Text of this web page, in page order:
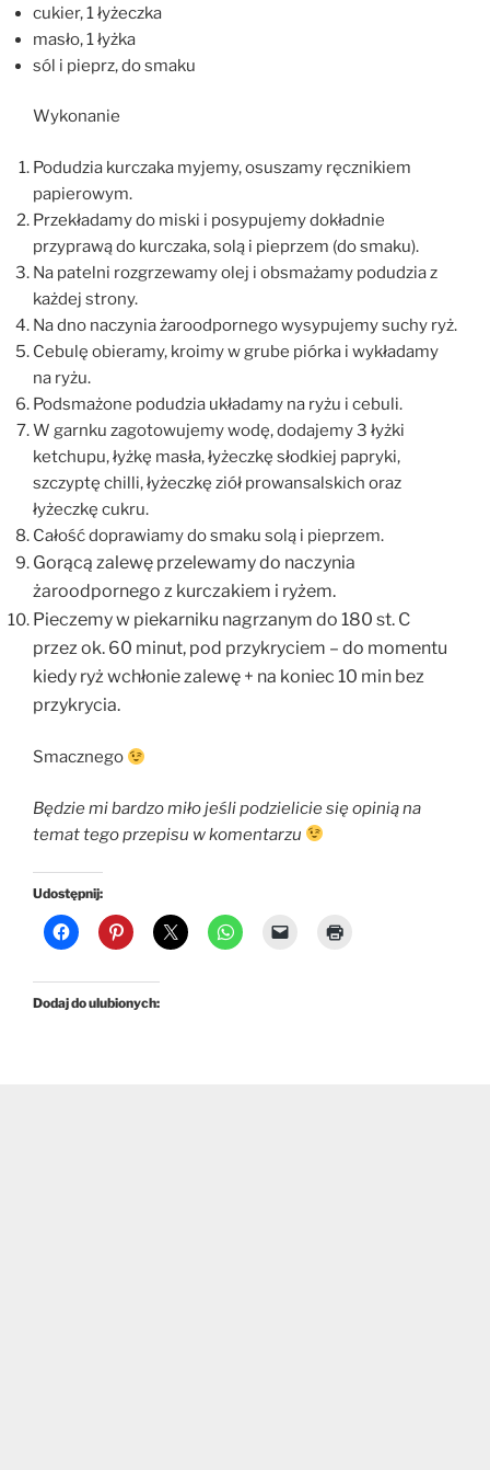
cukier, 1 łyżeczka
masło, 1 łyżka
sól i pieprz, do smaku
Wykonanie
Podudzia kurczaka myjemy, osuszamy ręcznikiem
papierowym.
Przekładamy do miski i posypujemy dokładnie
przyprawą do kurczaka, solą i pieprzem (do smaku).
Na patelni rozgrzewamy olej i obsmażamy podudzia z
każdej strony.
Na dno naczynia żaroodpornego wysypujemy suchy ryż.
Cebulę obieramy, kroimy w grube piórka i wykładamy
na ryżu.
Podsmażone podudzia układamy na ryżu i cebuli.
W garnku zagotowujemy wodę, dodajemy 3 łyżki
ketchupu, łyżkę masła, łyżeczkę słodkiej papryki,
szczyptę chilli, łyżeczkę ziół prowansalskich oraz
łyżeczkę cukru.
Całość doprawiamy do smaku solą i pieprzem.
Gorącą zalewę przelewamy do naczynia
żaroodpornego z kurczakiem i ryżem.
Pieczemy w piekarniku nagrzanym do 180 st. C
przez ok. 60 minut, pod przykryciem – do momentu
kiedy ryż wchłonie zalewę + na koniec 10 min bez
przykrycia.
Smacznego
Będzie mi bardzo miło jeśli podzielicie się opinią na
temat tego przepisu w komentarzu
Udostępnij:
Dodaj do ulubionych: